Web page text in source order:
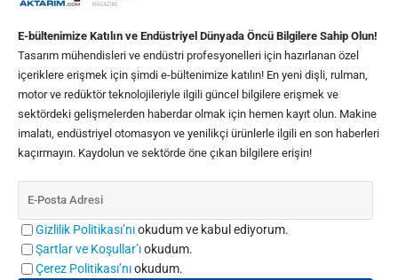
E-bültenimize Katılın ve Endüstriyel Dünyada Öncü Bilgilere Sahip Olun!
Tasarım mühendisleri ve endüstri profesyonelleri için hazırlanan özel
içeriklere erişmek için şimdi e-bültenimize katılın! En yeni dişli, rulman,
motor ve redüktör teknolojileriyle ilgili güncel bilgilere erişmek ve
sektördeki gelişmelerden haberdar olmak için hemen kayıt olun. Makine
imalatı, endüstriyel otomasyon ve yenilikçi ürünlerle ilgili en son haberleri
kaçırmayın. Kaydolun ve sektörde öne çıkan bilgilere erişin!
Gizlilik Politikası’nıokudum ve kabul ediyorum.
Şartlar ve Koşullar’ıokudum.
Çerez Politikası’nıokudum.